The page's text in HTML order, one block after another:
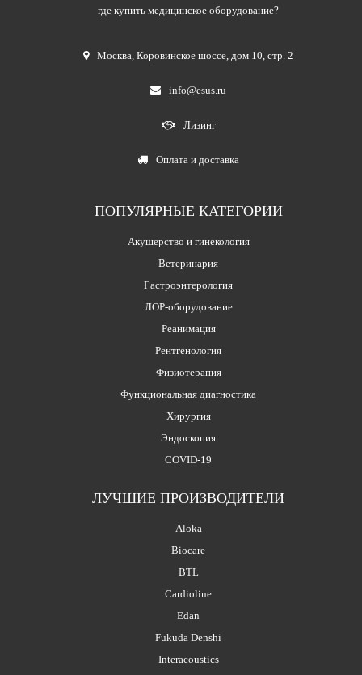
где купить медицинское оборудование?
Москва,Коровинское шоссе, дом 10, стр. 2
info@esus.ru
Лизинг
Оплата и доставка
ПОПУЛЯРНЫЕ КАТЕГОРИИ
Акушерство и гинекология
Ветеринария
Гастроэнтерология
ЛОР-оборудование
Реанимация
Рентгенология
Физиотерапия
Функциональная диагностика
Хирургия
Эндоскопия
COVID-19
ЛУЧШИЕ ПРОИЗВОДИТЕЛИ
Aloka
Biocare
BTL
Cardioline
Edan
Fukuda Denshi
Interacoustics